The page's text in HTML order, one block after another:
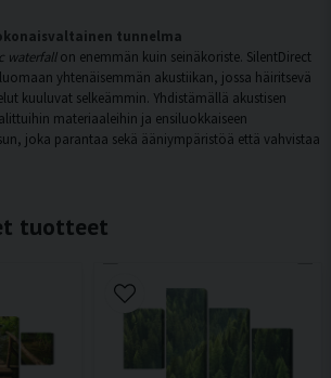
tunnelma
waterfallon enemmän kuin seinäkoriste. SilentDirect
yhtenäisemmän akustiikan, jossa häiritsevä
kuuluvat selkeämmin. Yhdistämällä akustisen
materiaaleihin ja ensiluokkaiseen
joka parantaa sekä ääniympäristöä että vahvistaa
tuotteet